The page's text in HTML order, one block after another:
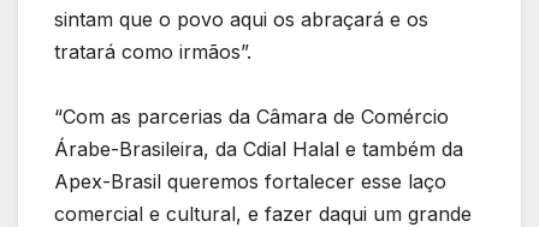
sintam que o povo aqui os abraçará e os
tratará como irmãos”.
“Com as parcerias da Câmara de Comércio
Árabe-Brasileira, da Cdial Halal e também da
Apex-Brasil queremos fortalecer esse laço
comercial e cultural, e fazer daqui um grande